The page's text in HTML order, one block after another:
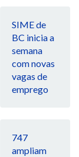
SIME de
BC inicia a
semana
com novas
vagas de
emprego
747
ampliam